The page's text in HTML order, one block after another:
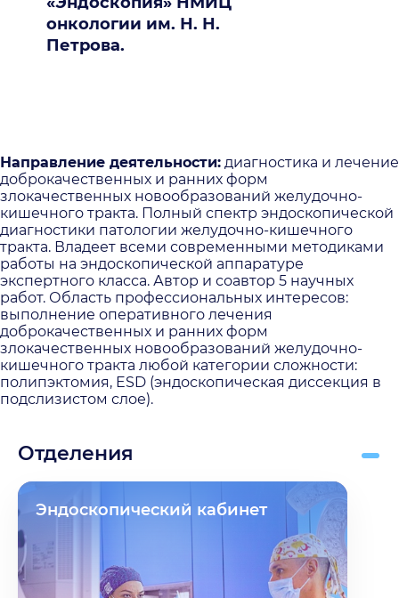
онкологии им. Н. Н.
Петрова.
Направление деятельности: диагностика и лечение
доброкачественных и ранних форм
злокачественных новообразований желудочно-
кишечного тракта. Полный спектр эндоскопической
диагностики патологии желудочно-кишечного
тракта. Владеет всеми современными методиками
работы на эндоскопической аппаратуре
экспертного класса. Автор и соавтор 5 научных
работ. Область профессиональных интересов:
выполнение оперативного лечения
доброкачественных и ранних форм
злокачественных новообразований желудочно-
кишечного тракта любой категории сложности:
полипэктомия, ESD (эндоскопическая диссекция в
подслизистом слое).
Отделения
Эндоскопический кабинет